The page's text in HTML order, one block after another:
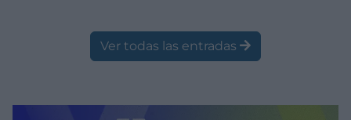
Ver todas las entradas